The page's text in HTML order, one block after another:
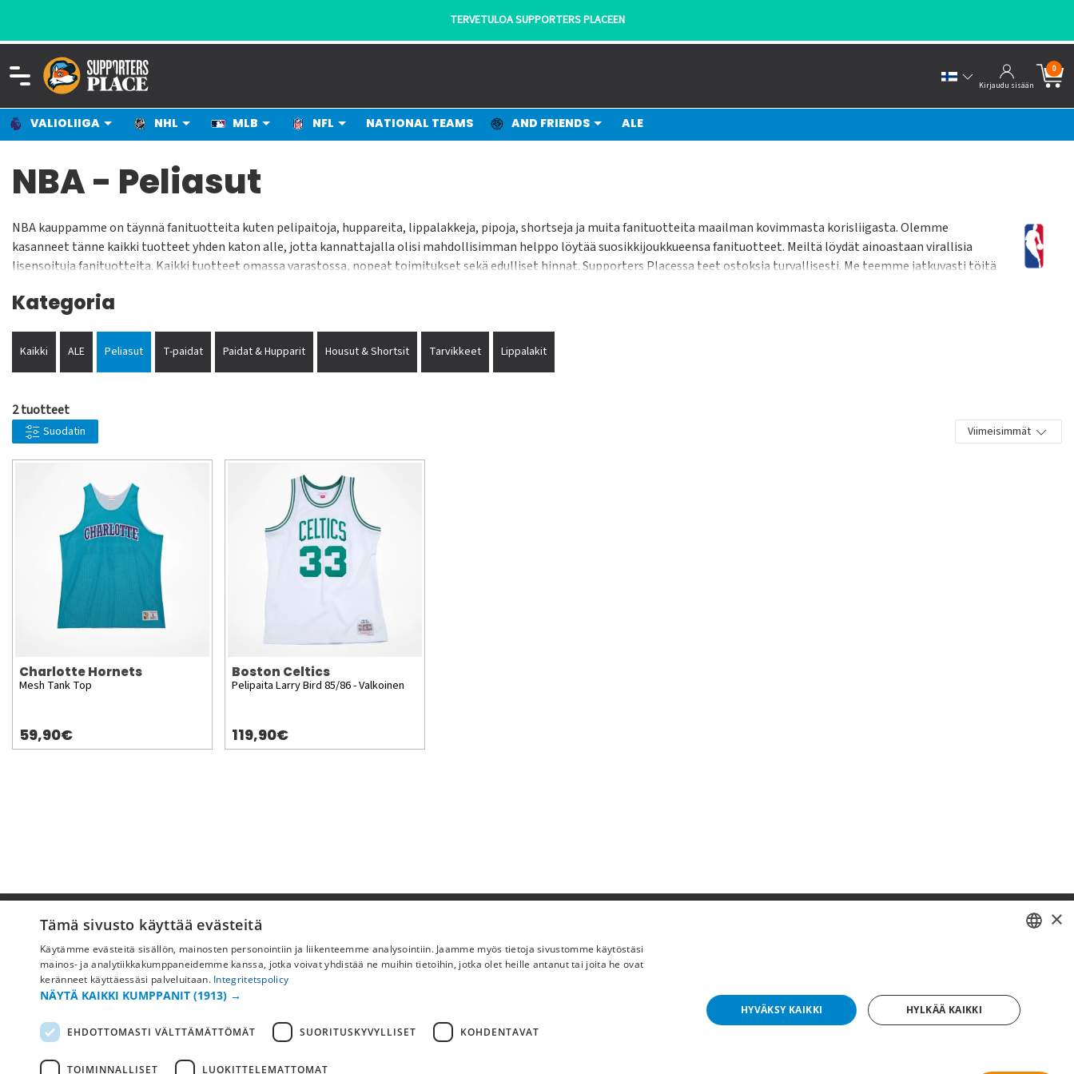
TERVETULOA SUPPORTERS PLACEEN
Kirjaudu sisään
0
VALIOLIIGA NHL MLB NFL NATIONAL TEAMS AND FRIENDS ALE
NBA - Peliasut
NBA kauppamme on täynnä fanituotteita kuten pelipaitoja, huppareita, lippalakkeja, pipoja, shortseja ja muita fanituotteita maailman kovimmasta korisliigasta. Olemme
kasanneet tänne kaikki tuotteet yhden katon alle, jotta kannattajalla olisi mahdollisimman helppo löytää suosikkijoukkueensa fanituotteet. Meiltä löydät ainoastaan virallisia
lisensoituja fanituotteita. Kaikki tuotteet omassa varastossa, nopeat toimitukset sekä edulliset hinnat. Supporters Placessa teet ostoksia turvallisesti. Me teemme jatkuvasti töitä
Kategoria
Kaikki ALE Peliasut T-paidat Paidat & Hupparit Housut & Shortsit Tarvikkeet Lippalakit
2 tuotteet
Suodatin Viimeisimmät
Charlotte Hornets
Mesh Tank Top
59,90€
Boston Celtics
Pelipaita Larry Bird 85/86 - Valkoinen
119,90€
Pyydä apua
Ostoehdot
Maksu & toimitus
Palautus ja vaihto
Yleisimmät kysymykset
Yritystiedot
NO
×
Tämä sivusto käyttää evästeitä
Käytämme evästeitä sisällön, mainosten personointiin ja liikenteemme analysointiin. Jaamme myös tietoja sivustomme käytöstäsi
mainos- ja analytiikkakumppaneidemme kanssa, jotka voivat yhdistää ne muihin tietoihin, jotka olet heille antanut tai joita he ovat
keränneet käyttäessäsi palveluitaan. Integritetspolicy
NÄYTÄ KAIKKI KUMPPANIT (1913) →
EHDOTTOMASTI VÄLTTÄMÄTTÖMÄT SUORITUSKYVYLLISET KOHDENTAVAT
TOIMINNALLISET LUOKITTELEMATTOMAT
HYVÄKSY KAIKKI HYLKÄÄ KAIKKI